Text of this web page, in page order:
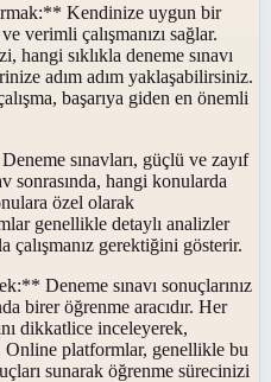
Kendinize uygun bir
verimli çalışmanızı sağlar.
hangi sıklıkla deneme sınavı
adım adım yaklaşabilirsiniz.
başarıya giden en önemli
sınavları, güçlü ve zayıf
sonrasında, hangi konularda
özel olarak
genellikle detaylı analizler
çalışmanız gerektiğini gösterir.
Deneme sınavı sonuçlarınız
birer öğrenme aracıdır. Her
dikkatlice inceleyerek,
Online platformlar, genellikle bu
sunarak öğrenme sürecinizi